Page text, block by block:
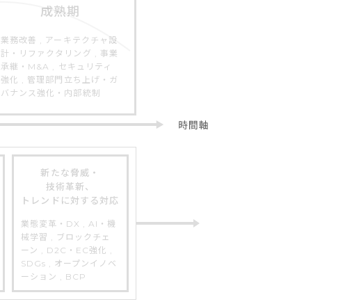
成熟期
業務改善 , アーキテクチャ設
計・リファクタリング , 事業
承継・M&A , セキュリティ
強化 , 管理部門立ち上げ・ガ
バナンス強化・内部統制
新たな脅威・
技術革新、
トレンドに対する対応
業態変革・DX , AI・機
械学習 , ブロックチェ
ーン , D2C・EC強化 ,
SDGs , オープンイノベ
ーション , BCP